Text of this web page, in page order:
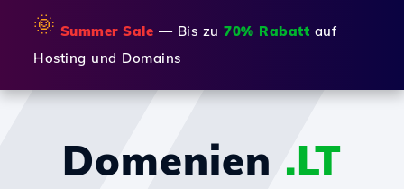
🌞 Summer Sale — Bis zu 70% Rabatt auf
Hosting und Domains
Domenien .LT